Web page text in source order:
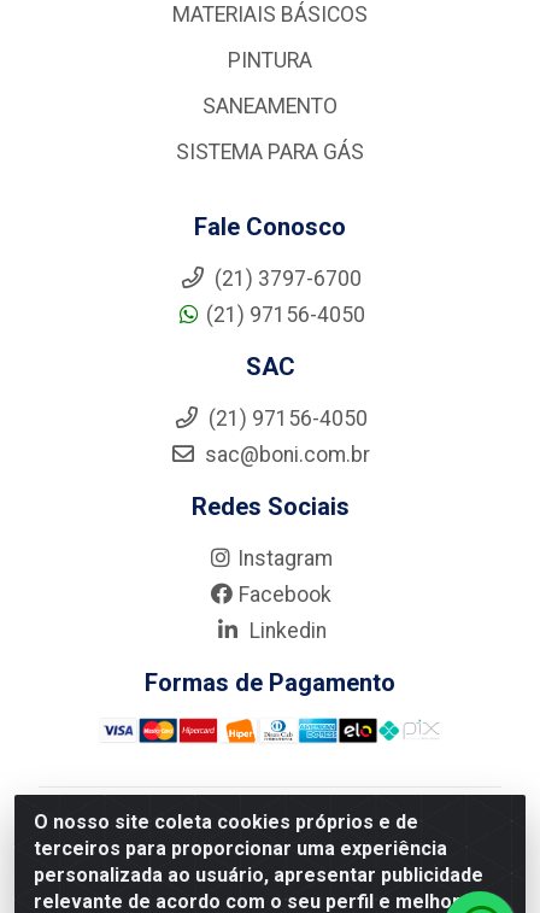
O nosso site coleta cookies próprios e de
terceiros para proporcionar uma experiência
personalizada ao usuário, apresentar publicidade
relevante de acordo com o seu perfil e melhorar a
MATERIAIS BÁSICOS
PINTURA
SANEAMENTO
SISTEMA PARA GÁS
Fale Conosco
(21) 3797-6700
(21) 97156-4050
SAC
(21) 97156-4050
sac@boni.com.br
Redes Sociais
Instagram
Facebook
Linkedin
Formas de Pagamento
Nova Boni Distribuidora de Material de Construção LTDA
- Rua Alice Tibiriçá, 330 - Vila Da Penha, Rio de
Janeiro/RJ - CEP: 21.210-110 - CNPJ: 11.003.135/0001-
27